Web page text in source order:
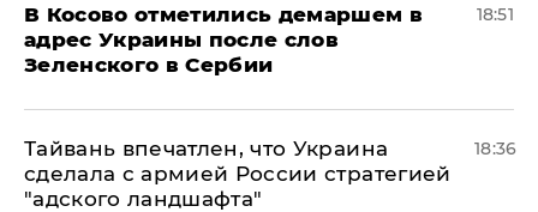
В Косово отметились демаршем в
адрес Украины после слов
Зеленского в Сербии
18:51
Тайвань впечатлен, что Украина
сделала с армией России стратегией
"адского ландшафта"
18:36